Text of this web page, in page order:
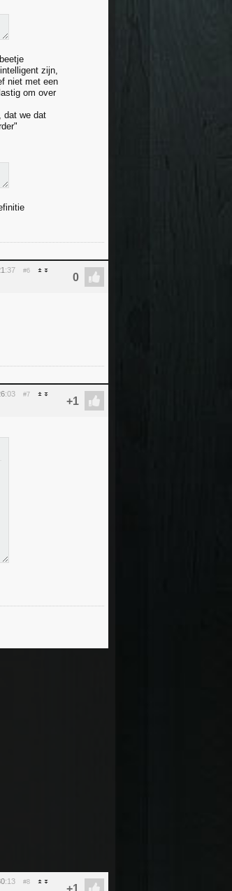
zijn,
niet met een
om over
dat we dat
:37 #6
:03 #7
:13 #8